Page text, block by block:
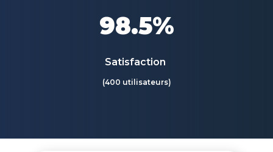
98.5%
Satisfaction
(400 utilisateurs)